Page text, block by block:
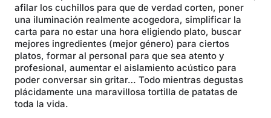
afilar los cuchillos para que de verdad corten, poner
una iluminación realmente acogedora, simplificar la
carta para no estar una hora eligiendo plato, buscar
mejores ingredientes (mejor género) para ciertos
platos, formar al personal para que sea atento y
profesional, aumentar el aislamiento acústico para
poder conversar sin gritar… Todo mientras degustas
plácidamente una maravillosa tortilla de patatas de
toda la vida.